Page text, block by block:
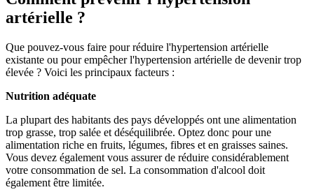
artérielle ?
Que pouvez-vous faire pour réduire l'hypertension artérielle
existante ou pour empêcher l'hypertension artérielle de devenir trop
élevée ? Voici les principaux facteurs :
Nutrition adéquate
La plupart des habitants des pays développés ont une alimentation
trop grasse, trop salée et déséquilibrée. Optez donc pour une
alimentation riche en fruits, légumes, fibres et en graisses saines.
Vous devez également vous assurer de réduire considérablement
votre consommation de sel. La consommation d'alcool doit
également être limitée.